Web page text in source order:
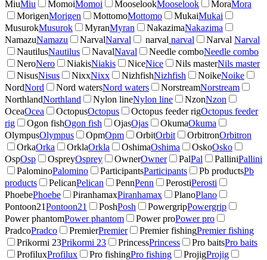
MiuMiu MomoiMomoi MooselookMooselook MoraMora
MorigenMorigen MottomoMottomo MukaiMukai
MusurokMusurok MyranMyran NakazimaNakazima
NamazuNamazu NarvalNarval narval narval Narval Narval
NautilusNautilus NavalNaval Needle comboNeedle combo
NeroNero NiakisNiakis NiceNice Nils masterNils master
NisusNisus NixxNixx NizhfishNizhfish NoikeNoike
NordNord Nord watersNord waters NorstreamNorstream
NorthlandNorthland Nylon lineNylon line NzonNzon
OceaOcea OctopusOctopus Octopus feeder rigOctopus feeder
rig
Ogon fishOgon fish OjasOjas OkumaOkuma
OlympusOlympus OpmOpm OrbitOrbit OrbitronOrbitron
OrkaOrka OrklaOrkla OshimaOshima OskoOsko
OspOsp OspreyOsprey OwnerOwner PalPal PalliniPallini
PalominoPalomino ParticipantsParticipants Pb productsPb
products
PelicanPelican PennPenn PerostiPerosti
PhoebePhoebe PiranhamaxPiranhamax PlanoPlano
Pontoon21Pontoon21 PoshPosh PowergripPowergrip
Power phantomPower phantom Power proPower pro
PradcoPradco PremierPremier Premier fishingPremier fishing
Prikormi 23Prikormi 23 PrincessPrincess Pro baitsPro baits
ProfiluxProfilux Pro fishingPro fishing ProjigProjig